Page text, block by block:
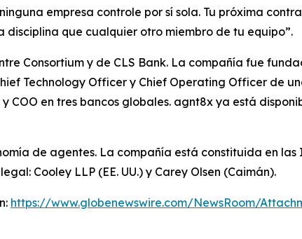
empresa controle por sí sola. Tu próxima
que cualquier otro miembro de tu equipo”.
Consortium y de CLS Bank. La compañía fue
Technology Officer y Chief Operating Officer de
en tres bancos globales. agnt8x ya está
de agentes. La compañía está constituida en las
Cooley LLP (EE. UU.) y Carey Olsen (Caimán).
https://www.globenewswire.com/NewsRoom/